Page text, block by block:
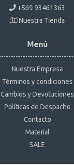
+569 93461363
Nuestra Tienda
Menú
Nuestra Empresa
Términos y condiciones
Cambios y Devoluciones
Políticas de Despacho
Contacto
Material
SALE